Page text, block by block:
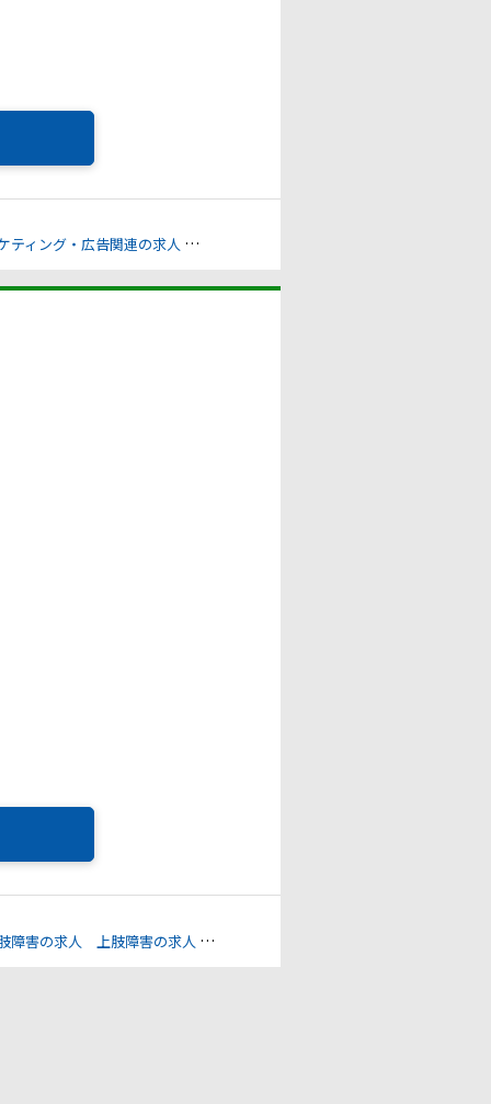
ティング・広告関連の求人 社内情報システムの求人
障害の求人 上肢障害の求人 心臓機能障害の求人